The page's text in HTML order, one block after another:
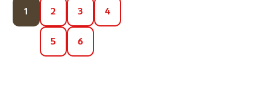
1 2 3 4
5 6